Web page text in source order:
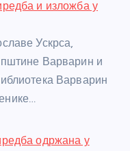
и изложба у
Ускрса,
Варварин и
Варварин
одржана у